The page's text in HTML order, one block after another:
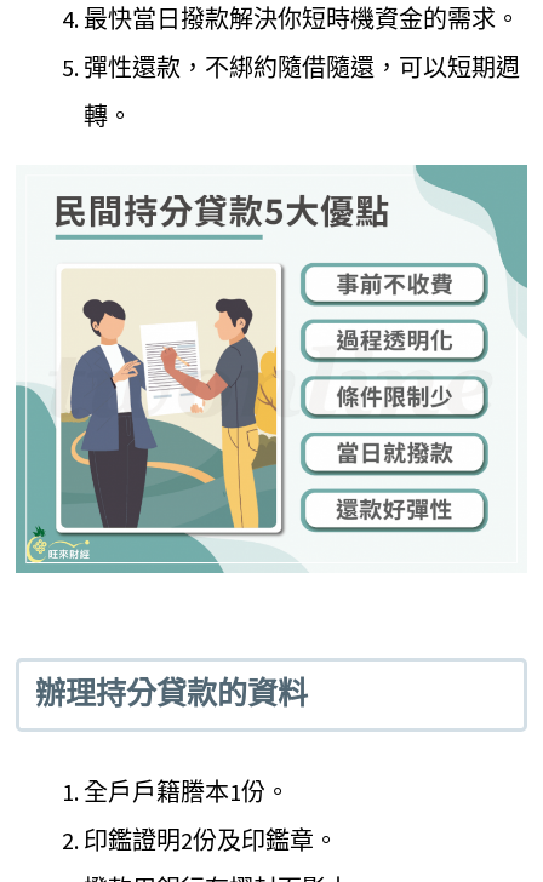
最快當日撥款解決你短時機資金的需求。
彈性還款，不綁約隨借隨還，可以短期週
轉。
辦理持分貸款的資料
全戶戶籍謄本1份。
印鑑證明2份及印鑑章。